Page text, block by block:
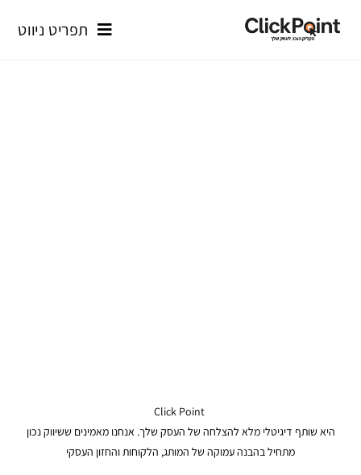
תפריט ניווט
היא שותף דיגיטלי מלא להצלחה של העסק שלך. אנחנו מאמינים ששיווק נכון
מתחיל בהבנה עמוקה של המותג, הלקוחות והחזון העסקי